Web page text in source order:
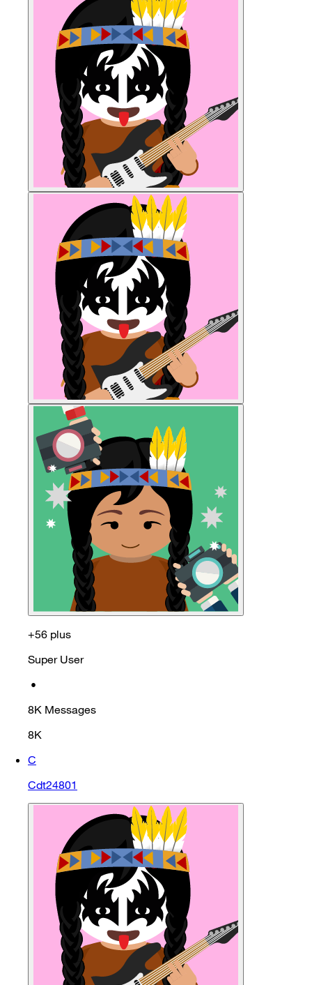
+56 plus
Super User
•
8K Messages
8K
C
Cdt24801